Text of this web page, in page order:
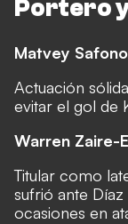
Portero
Matvey
Actuación
evitar el gol de
Warren Zaire-
Titular como
sufrió ante
ocasiones en